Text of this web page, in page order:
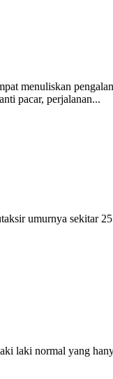
menuliskan
pacar, perjalanan...
umurnya sekitar
laki normal yang